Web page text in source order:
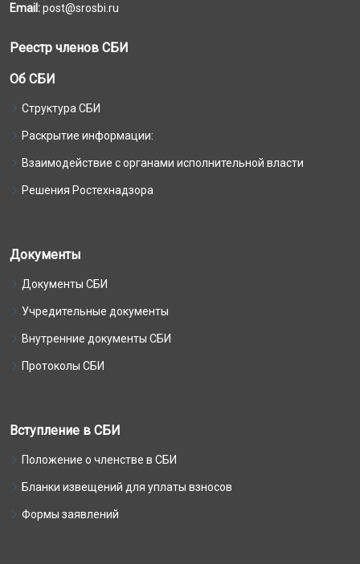
Email:post@srosbi.ru
Реестр членов СБИ
Об СБИ
Структура СБИ
Раскрытие информации:
Взаимодействие с органами исполнительной власти
Решения Ростехнадзора
Документы
Документы СБИ
Учредительные документы
Внутренние документы СБИ
Протоколы СБИ
Вступление в СБИ
Положение о членстве в СБИ
Бланки извещений для уплаты взносов
Формы заявлений